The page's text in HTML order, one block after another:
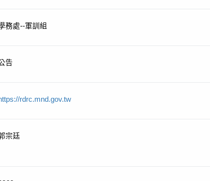
務處--軍訓組
告
rdrc.mnd.gov.tw
宗廷